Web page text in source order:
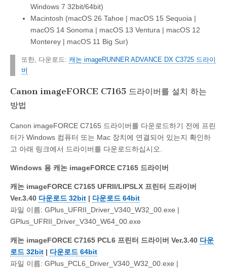
Windows 7 32bit/64bit)
Macintosh (macOS 26 Tahoe | macOS 15 Sequoia |
macOS 14 Sonoma | macOS 13 Ventura | macOS 12
Monterey | macOS 11 Big Sur)
또한, 다운로드: 캐논 imageRUNNER ADVANCE DX C3725 드라이
버
Canon imageFORCE C7165 드라이버를 설치 하는
방법
Canon imageFORCE C7165 드라이버를 다운로드하기 전에 프린
터가 Windows 컴퓨터 또는 Mac 장치에 연결되어 있는지 확인하
고 아래 링크에서 드라이버를 다운로드하십시오.
Windows 용 캐논 imageFORCE C7165 드라이버
캐논 imageFORCE C7165 UFRII/LIPSLX 프린터 드라이버
Ver.3.40 다운로드 32bit | 다운로드 64bit
파일 이름: GPlus_UFRII_Driver_V340_W32_00.exe |
GPlus_UFRII_Driver_V340_W64_00.exe
캐논 imageFORCE C7165 PCL6 프린터 드라이버 Ver.3.40 다운
로드 32bit | 다운로드 64bit
파일 이름: GPlus_PCL6_Driver_V340_W32_00.exe |